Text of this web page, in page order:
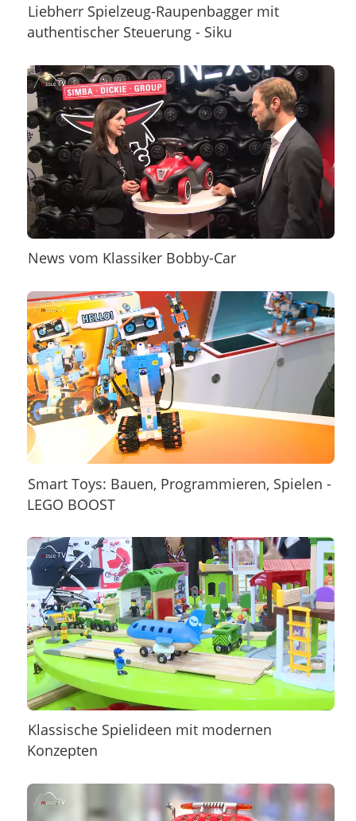
Liebherr Spielzeug-Raupenbagger mit
authentischer Steuerung - Siku
News vom Klassiker Bobby-Car
Smart Toys: Bauen, Programmieren, Spielen -
LEGO BOOST
Klassische Spielideen mit modernen
Konzepten